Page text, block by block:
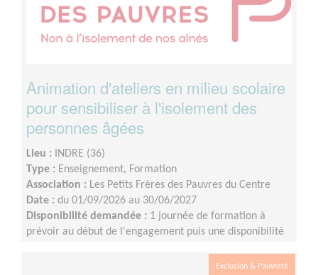
Animation d'ateliers en milieu scolaire
pour sensibiliser à l'isolement des
personnes âgées
Lieu : INDRE (36)
Type : Enseignement, Formation
Association : Les Petits Frères des Pauvres du Centre
Date : du 01/09/2026 au 30/06/2027
Disponibilité demandée : 1 journée de formation à
prévoir au début de l'engagement puis une disponibilité
Exclusion & Pauvreté